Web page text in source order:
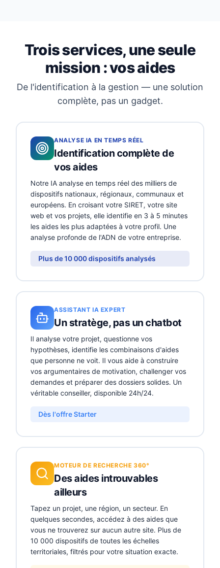
Trois services, une seule
mission : vos aides
De l'identification à la gestion — une solution
complète, pas un gadget.
ANALYSE IA EN TEMPS RÉEL
Identification complète de
vos aides
Notre IA analyse en temps réel des milliers de
dispositifs nationaux, régionaux, communaux et
européens. En croisant votre SIRET, votre site
web et vos projets, elle identifie en 3 à 5 minutes
les aides les plus adaptées à votre profil. Une
analyse profonde de l'ADN de votre entreprise.
Plus de 10 000 dispositifs analysés
ASSISTANT IA EXPERT
Un stratège, pas un chatbot
Il analyse votre projet, questionne vos
hypothèses, identifie les combinaisons d'aides
que personne ne voit. Il vous aide à construire
vos argumentaires de motivation, challenger vos
demandes et préparer des dossiers solides. Un
véritable conseiller, disponible 24h/24.
Dès l'offre Starter
MOTEUR DE RECHERCHE 360°
Des aides introuvables
ailleurs
Tapez un projet, une région, un secteur. En
quelques secondes, accédez à des aides que
vous ne trouverez sur aucun autre site. Plus de
10 000 dispositifs de toutes les échelles
territoriales, filtrés pour votre situation exacte.